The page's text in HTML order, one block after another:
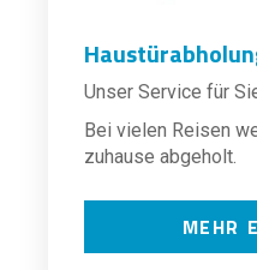
Unser Service für
Bei vielen Reisen
zuhause abgeholt.
MEHR